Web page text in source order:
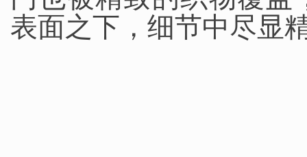
表面之下，细节中尽显